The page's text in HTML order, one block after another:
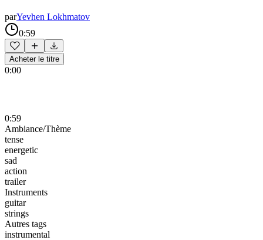
parYevhen Lokhmatov
0:59
Acheter le titre
0:00
0:59
Ambiance/Thème
tense
energetic
sad
action
trailer
Instruments
guitar
strings
Autres tags
instrumental